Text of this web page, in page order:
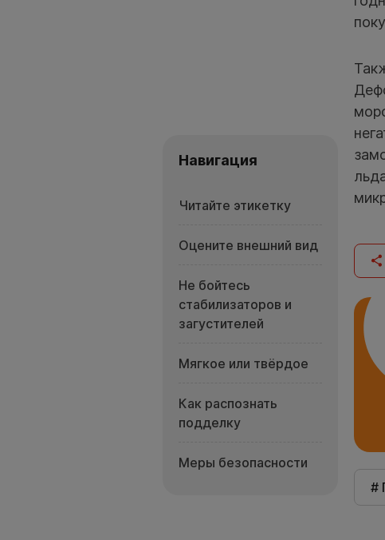
Навигация
Читайте этикетку
Оцените внешний вид
Не бойтесь
стабилизаторов и
загустителей
Мягкое или твёрдое
Как распознать
подделку
Меры безопасности
#